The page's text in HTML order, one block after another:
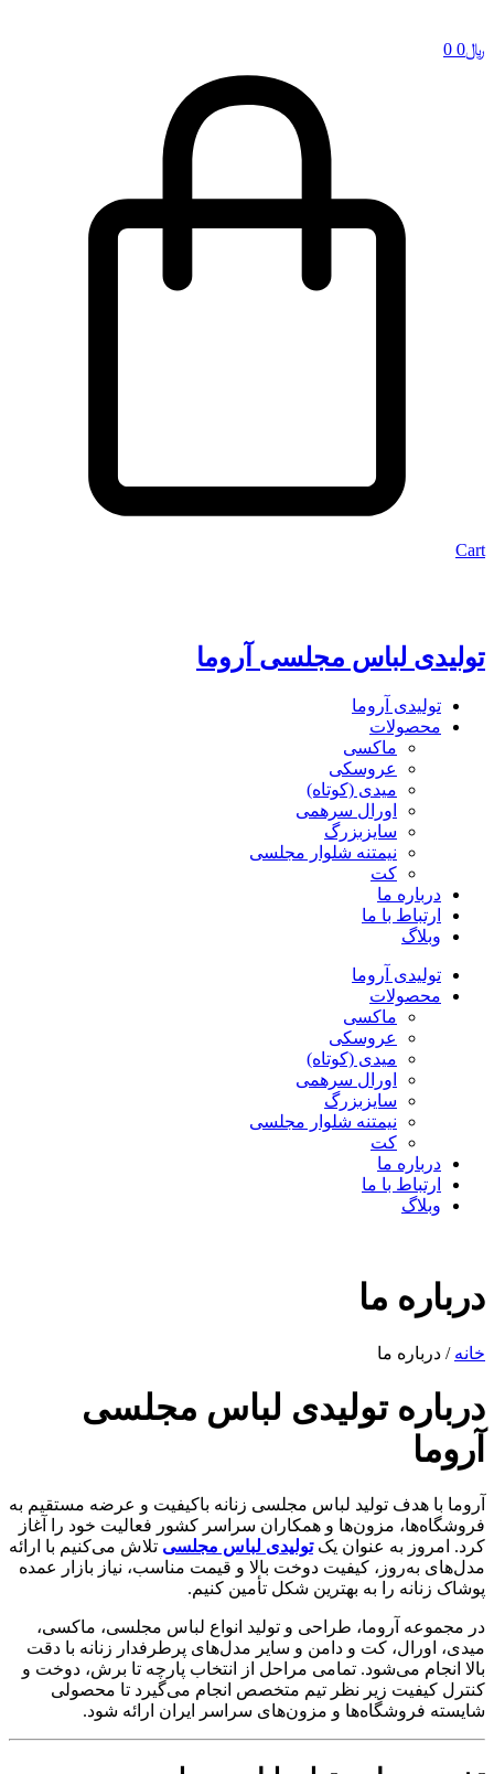
﷼0
0
Cart
تولیدی لباس مجلسی آروما
تولیدی آروما
محصولات
ماکسی
عروسکی
میدی (کوتاه)
اورال سرهمی
سایزبزرگ
نیمتنه شلوار مجلسی
کت
درباره ما
ارتباط با ما
وبلاگ
تولیدی آروما
محصولات
ماکسی
عروسکی
میدی (کوتاه)
اورال سرهمی
سایزبزرگ
نیمتنه شلوار مجلسی
کت
درباره ما
ارتباط با ما
وبلاگ
درباره ما
خانه / درباره ما
درباره تولیدی لباس مجلسی
آروما
آروما با هدف تولید لباس مجلسی زنانه باکیفیت و عرضه مستقیم به
فروشگاه‌ها، مزون‌ها و همکاران سراسر کشور فعالیت خود را آغاز
کرد. امروز به عنوان یکتولیدی لباس مجلسی تلاش می‌کنیم با ارائه
مدل‌های به‌روز، کیفیت دوخت بالا و قیمت مناسب، نیاز بازار عمده
پوشاک زنانه را به بهترین شکل تأمین کنیم.
در مجموعه آروما، طراحی و تولید انواع لباس مجلسی، ماکسی،
میدی، اورال، کت و دامن و سایر مدل‌های پرطرفدار زنانه با دقت
بالا انجام می‌شود. تمامی مراحل از انتخاب پارچه تا برش، دوخت و
کنترل کیفیت زیر نظر تیم متخصص انجام می‌گیرد تا محصولی
شایسته فروشگاه‌ها و مزون‌های سراسر ایران ارائه شود.